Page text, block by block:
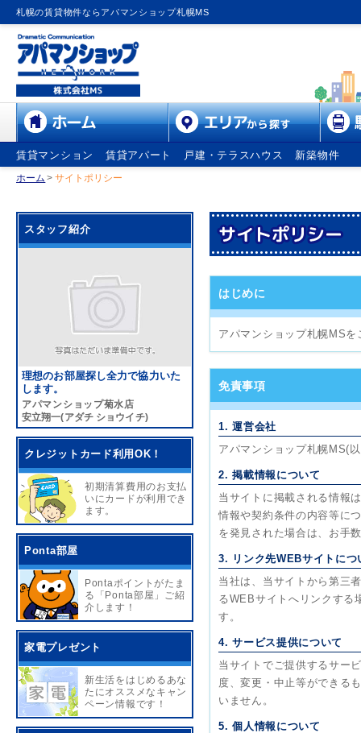
札幌の賃貸物件ならアパマンショップ札幌MS
賃貸マンション 賃貸アパート 戸建・テラスハウス 新築物件
ホーム > サイトポリシー
はじめに
アパマンショップ札幌MS
免責事項
1. 運営会社
アパマンショップ札幌MS(
2. 掲載情報について
当サイトに掲載される情報
情報や契約条件の内容等に
を発見された場合は、お手
3. リンク先WEBサイトにつ
当社は、当サイトから第三
るWEBサイトへリンクする
す。
4. サービス提供について
当サイトでご提供するサー
度、変更・中止等ができる
いません。
5. 個人情報について
スタッフ紹介
理想のお部屋探し全力で協力いた
します。
アパマンショップ菊水店
安立翔一(アダチ ショウイチ)
クレジットカード利用OK！
初期清算費用のお支払
いにカードが利用でき
ます。
Ponta部屋
Pontaポイントがたま
る「Ponta部屋」ご紹
介します！
家電プレゼント
新生活をはじめるあな
たにオススメなキャン
ペーン情報です！